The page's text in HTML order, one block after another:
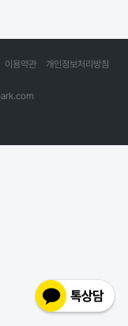
개인정보처리방침
이용약관